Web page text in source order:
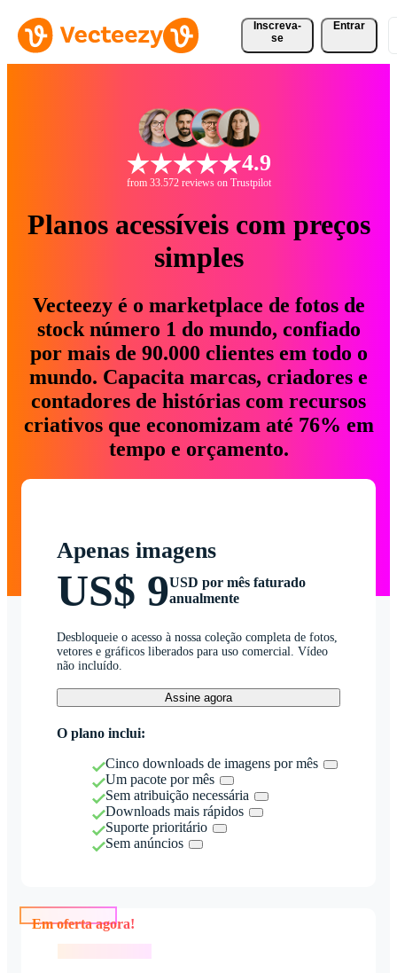
Inscreva-
se
Entrar
4.9
from 33.572 reviews on Trustpilot
Planos acessíveis com preços
simples
Vecteezy é o marketplace de fotos de
stock número 1 do mundo, confiado
por mais de 90.000 clientes em todo o
mundo. Capacita marcas, criadores e
contadores de histórias com recursos
criativos que economizam até 76% em
tempo e orçamento.
Apenas imagens
US$ 9USD por mês faturado
anualmente
Desbloqueie o acesso à nossa coleção completa de fotos,
vetores e gráficos liberados para uso comercial. Vídeo
não incluído.
Assine agora
O plano inclui:
Cinco downloads de imagens por mês
Um pacote por mês
Sem atribuição necessária
Downloads mais rápidos
Suporte prioritário
Sem anúncios